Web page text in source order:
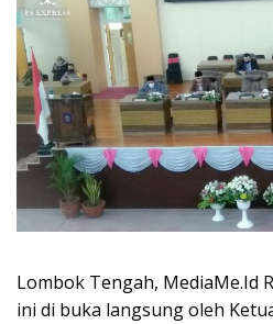
Lombok Tengah, MediaMe.Id
ini di buka langsung oleh